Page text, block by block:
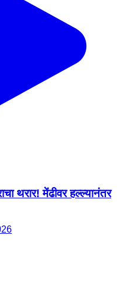
थरार! मेंढीवर हल्ल्यानंतर